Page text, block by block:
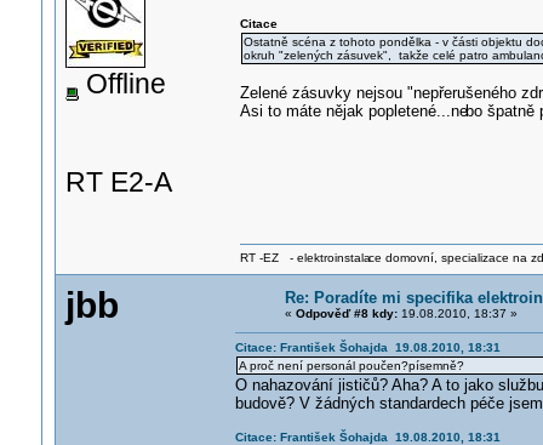
Offline
RT E2-A
Citace
Ostatně scéna z tohoto pondělka - v části objektu
okruh "zelených zásuvek", takže celé patro
Zelené zásuvky nejsou "nepřerušeného
Asi to máte nějak popletené...nebo špatně
RT -EZ - elektroinstalace domovní, specializace na
jbb Re: Poradíte mi specifika
« Odpověď #8 kdy:19.08.2010, 18:37 »
Citace: František Šohajda 19.08.2010, 18:31
A proč není personál poučen?písemně?
O nahazování jističů? Aha? A to jako
budově? V žádných standardech péče
Citace: František Šohajda 19.08.2010, 18:31